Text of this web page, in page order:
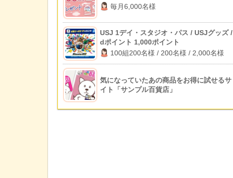
毎月6,000名様
USJ 1デイ・スタジオ・パス / USJグッズ /
dポイント 1,000ポイント
100組200名様 / 200名様 / 2,000名様
気になっていたあの商品をお得に試せるサ
イト「サンプル百貨店」